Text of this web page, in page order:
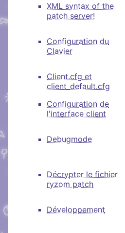
XML syntax of the
patch server!
Configuration du
Clavier
Client.cfg et
client_default.cfg
Configuration de
l'interface client
Debugmode
Décrypter le fichier
ryzom patch
Développement